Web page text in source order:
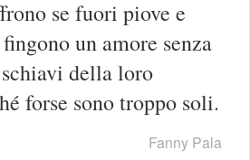
se fuori piove e
un amore senza
della loro
forse sono troppo soli.
Fanny Pala